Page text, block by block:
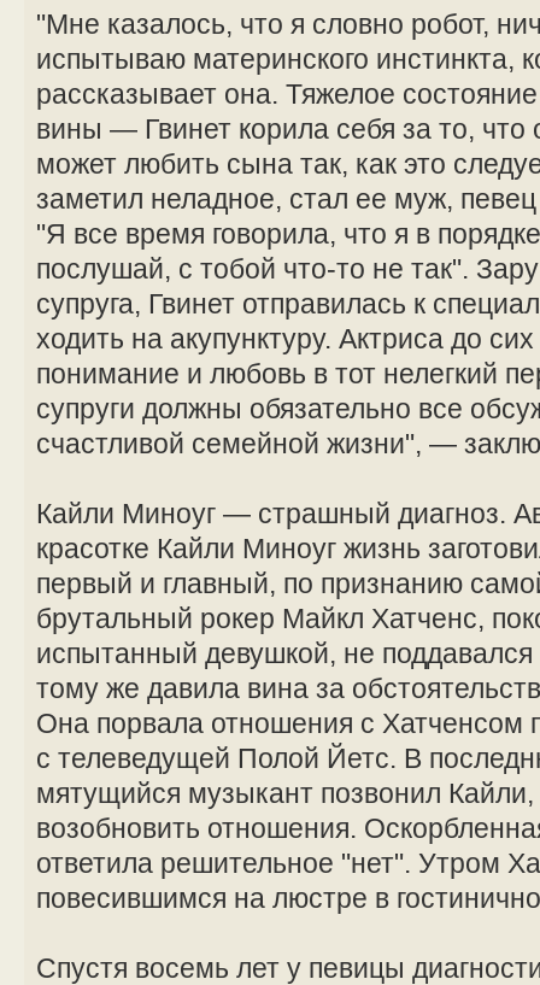
"Мне казалось, что я словно робот,
испытываю материнского инстинкта,
рассказывает она. Тяжелое
вины — Гвинет корила себя за то, что
может любить сына так, как это
заметил неладное, стал ее муж,
"Я все время говорила, что я в
послушай, с тобой что-то не так".
супруга, Гвинет отправилась к
ходить на акупунктуру. Актриса до
понимание и любовь в тот нелегкий
супруги должны обязательно все
счастливой семейной жизни", —
Кайли Миноуг — страшный диагноз.
красотке Кайли Миноуг жизнь
первый и главный, по признанию
брутальный рокер Майкл Хатченс,
испытанный девушкой, не
тому же давила вина за
Она порвала отношения с Хатченсом
с телеведущей Полой Йетс. В
мятущийся музыкант позвонил Кайли,
возобновить отношения.
ответила решительное "нет". Утром
повесившимся на люстре в
Спустя восемь лет у певицы